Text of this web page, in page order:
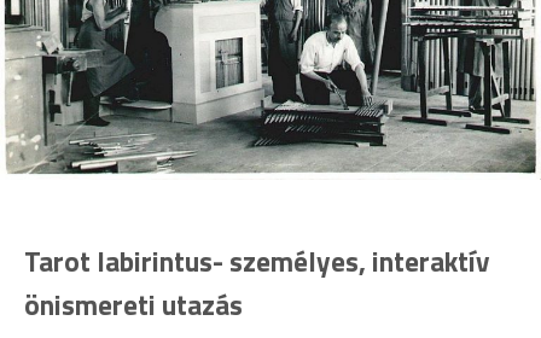
Tarot labirintus- személyes, interaktív
önismereti utazás